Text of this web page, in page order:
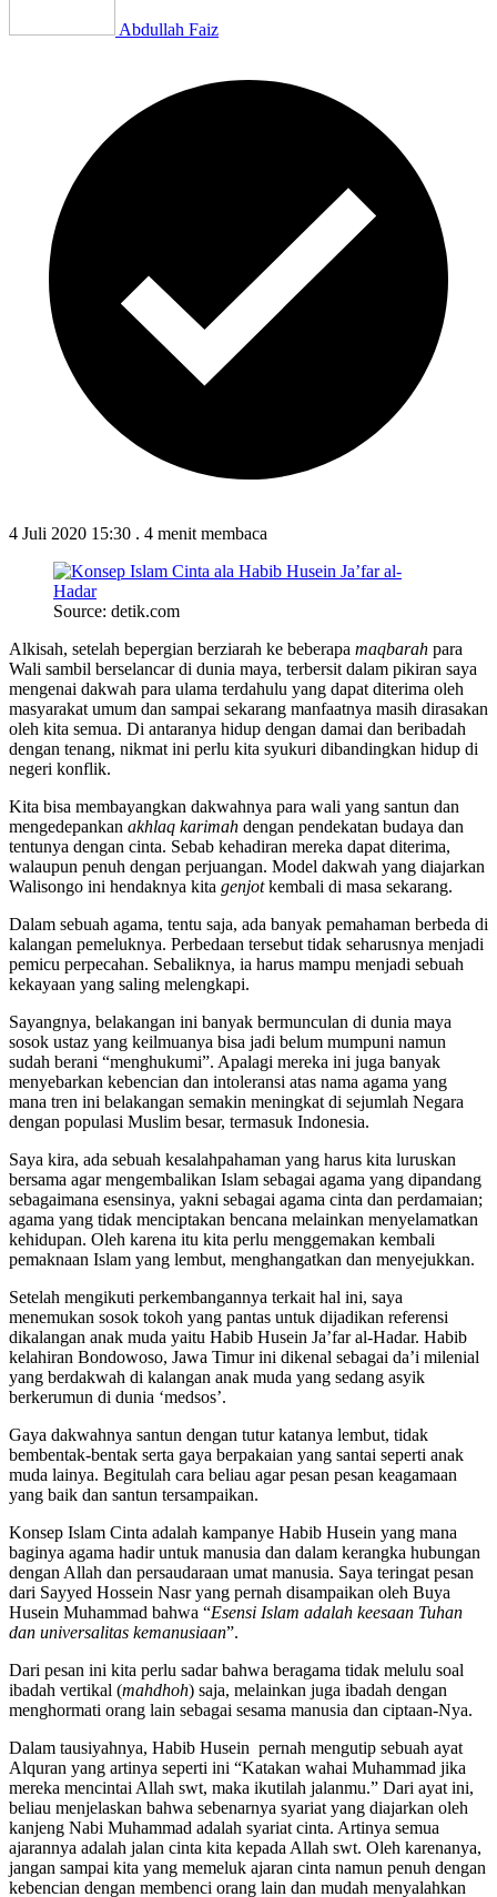
Abdullah Faiz
4 Juli 2020 15:30 . 4 menit membaca
Source: detik.com
Alkisah, setelah bepergian berziarah ke beberapa maqbarah para
Wali sambil berselancar di dunia maya, terbersit dalam pikiran saya
mengenai dakwah para ulama terdahulu yang dapat diterima oleh
masyarakat umum dan sampai sekarang manfaatnya masih dirasakan
oleh kita semua. Di antaranya hidup dengan damai dan beribadah
dengan tenang, nikmat ini perlu kita syukuri dibandingkan hidup di
negeri konflik.
Kita bisa membayangkan dakwahnya para wali yang santun dan
mengedepankan akhlaq karimah dengan pendekatan budaya dan
tentunya dengan cinta. Sebab kehadiran mereka dapat diterima,
walaupun penuh dengan perjuangan. Model dakwah yang diajarkan
Walisongo ini hendaknya kita genjotkembali di masa sekarang.
Dalam sebuah agama, tentu saja, ada banyak pemahaman berbeda di
kalangan pemeluknya. Perbedaan tersebut tidak seharusnya menjadi
pemicu perpecahan. Sebaliknya, ia harus mampu menjadi sebuah
kekayaan yang saling melengkapi.
Sayangnya, belakangan ini banyak bermunculan di dunia maya
sosok ustaz yang keilmuanya bisa jadi belum mumpuni namun
sudah berani “menghukumi”. Apalagi mereka ini juga banyak
menyebarkan kebencian dan intoleransi atas nama agama yang
mana tren ini belakangan semakin meningkat di sejumlah Negara
dengan populasi Muslim besar, termasuk Indonesia.
Saya kira, ada sebuah kesalahpahaman yang harus kita luruskan
bersama agar mengembalikan Islam sebagai agama yang dipandang
sebagaimana esensinya, yakni sebagai agama cinta dan perdamaian;
agama yang tidak menciptakan bencana melainkan menyelamatkan
kehidupan. Oleh karena itu kita perlu menggemakan kembali
pemaknaan Islam yang lembut, menghangatkan dan menyejukkan.
Setelah mengikuti perkembangannya terkait hal ini, saya
menemukan sosok tokoh yang pantas untuk dijadikan referensi
dikalangan anak muda yaitu Habib Husein Ja’far al-Hadar. Habib
kelahiran Bondowoso, Jawa Timur ini dikenal sebagai da’i milenial
yang berdakwah di kalangan anak muda yang sedang asyik
berkerumun di dunia ‘medsos’.
Gaya dakwahnya santun dengan tutur katanya lembut, tidak
bembentak-bentak serta gaya berpakaian yang santai seperti anak
muda lainya. Begitulah cara beliau agar pesan pesan keagamaan
yang baik dan santun tersampaikan.
Konsep Islam Cinta adalah kampanye Habib Husein yang mana
baginya agama hadir untuk manusia dan dalam kerangka hubungan
dengan Allah dan persaudaraan umat manusia. Saya teringat pesan
dari Sayyed Hossein Nasr yang pernah disampaikan oleh Buya
Husein Muhammad bahwa “Esensi Islam adalah keesaan Tuhan
dan universalitas kemanusiaan”.
Dari pesan ini kita perlu sadar bahwa beragama tidak melulu soal
ibadah vertikal (mahdhoh) saja, melainkan juga ibadah dengan
menghormati orang lain sebagai sesama manusia dan ciptaan-Nya.
Dalam tausiyahnya, Habib Husein pernah mengutip sebuah ayat
Alquran yang artinya seperti ini “Katakan wahai Muhammad jika
mereka mencintai Allah swt, maka ikutilah jalanmu.” Dari ayat ini,
beliau menjelaskan bahwa sebenarnya syariat yang diajarkan oleh
kanjeng Nabi Muhammad adalah syariat cinta. Artinya semua
ajarannya adalah jalan cinta kita kepada Allah swt. Oleh karenanya,
jangan sampai kita yang memeluk ajaran cinta namun penuh dengan
kebencian dengan membenci orang lain dan mudah menyalahkan